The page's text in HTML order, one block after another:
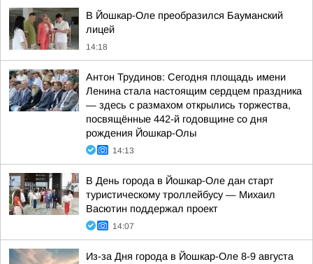
В Йошкар-Оле преобразился Бауманский
лицей
14:18
Антон Трудинов: Сегодня площадь имени
Ленина стала настоящим сердцем праздника
— здесь с размахом открылись торжества,
посвящённые 442-й годовщине со дня
рождения Йошкар-Олы
14:13
В День города в Йошкар-Оле дан старт
туристическому троллейбусу — Михаил
Васютин поддержал проект
14:07
Из-за Дня города в Йошкар-Оле 8-9 августа